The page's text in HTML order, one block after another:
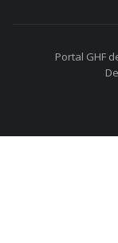
Portal GHF